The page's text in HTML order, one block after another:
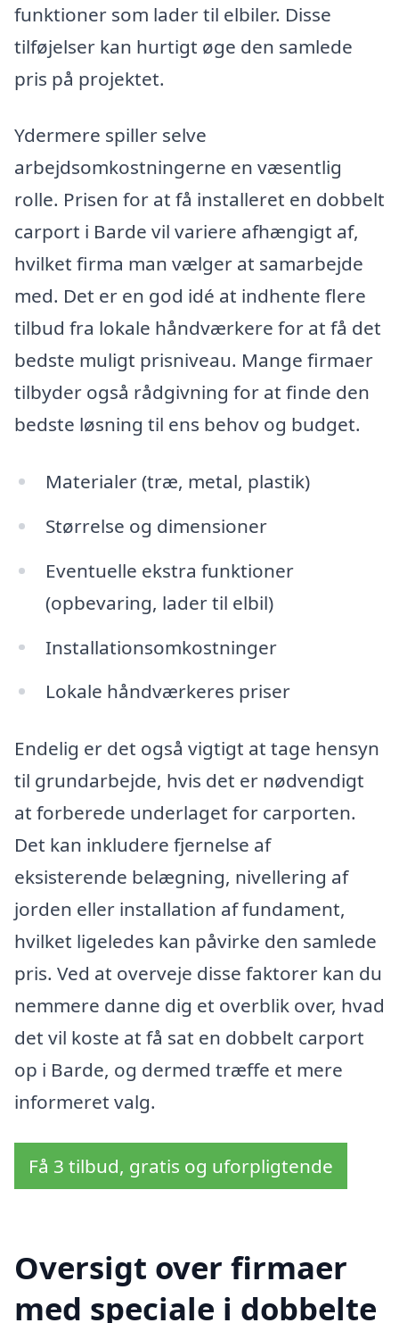
funktioner som lader til elbiler. Disse
tilføjelser kan hurtigt øge den samlede
pris på projektet.
Ydermere spiller selve
arbejdsomkostningerne en væsentlig
rolle. Prisen for at få installeret en dobbelt
carport i Barde vil variere afhængigt af,
hvilket firma man vælger at samarbejde
med. Det er en god idé at indhente flere
tilbud fra lokale håndværkere for at få det
bedste muligt prisniveau. Mange firmaer
tilbyder også rådgivning for at finde den
bedste løsning til ens behov og budget.
Materialer (træ, metal, plastik)
Størrelse og dimensioner
Eventuelle ekstra funktioner
(opbevaring, lader til elbil)
Installationsomkostninger
Lokale håndværkeres priser
Endelig er det også vigtigt at tage hensyn
til grundarbejde, hvis det er nødvendigt
at forberede underlaget for carporten.
Det kan inkludere fjernelse af
eksisterende belægning, nivellering af
jorden eller installation af fundament,
hvilket ligeledes kan påvirke den samlede
pris. Ved at overveje disse faktorer kan du
nemmere danne dig et overblik over, hvad
det vil koste at få sat en dobbelt carport
op i Barde, og dermed træffe et mere
informeret valg.
Få 3 tilbud, gratis og uforpligtende
Oversigt over firmaer
med speciale i dobbelte